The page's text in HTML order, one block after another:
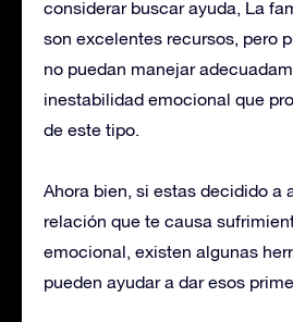
considerar buscar ayuda, La
son excelentes recursos, pero
no puedan manejar
inestabilidad emocional que
de este tipo.
Ahora bien, si estas decidido a
relación que te causa
emocional, existen algunas
pueden ayudar a dar esos